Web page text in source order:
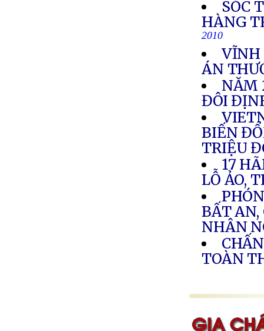
SÓC
HÀNG
2010
VĨNH
ÁN
NĂM
ĐÔI
BIẾN
TRIỆU
17
LỖ ẢO,
BẤT AN,
NHÂN
TOÀN